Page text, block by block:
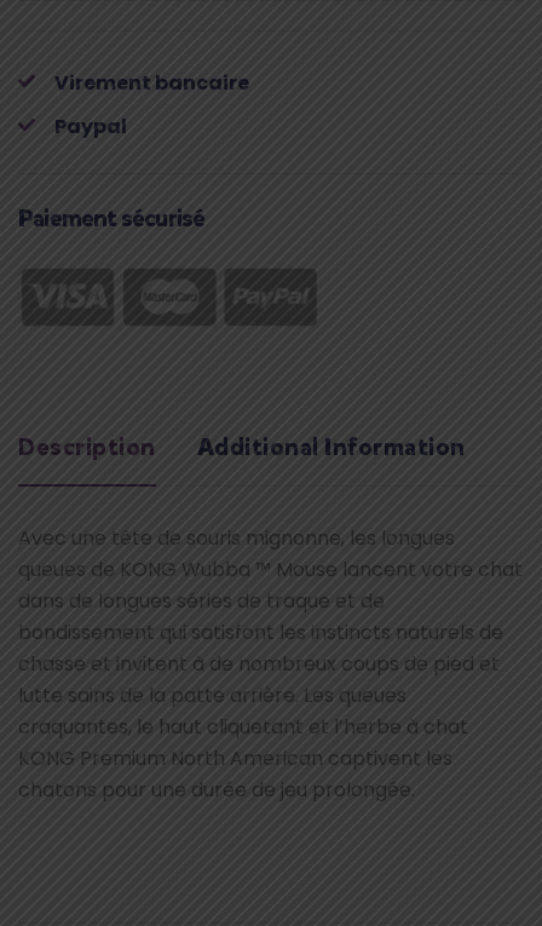
Virement bancaire
Paypal
Paiement sécurisé
Description Additional Information
Avec une tête de souris mignonne, les longues
queues de KONG Wubba ™ Mouse lancent votre chat
dans de longues séries de traque et de
bondissement qui satisfont les instincts naturels de
chasse et invitent à de nombreux coups de pied et
lutte sains de la patte arrière. Les queues
craquantes, le haut cliquetant et l’herbe à chat
KONG Premium North American captivent les
chatons pour une durée de jeu prolongée.